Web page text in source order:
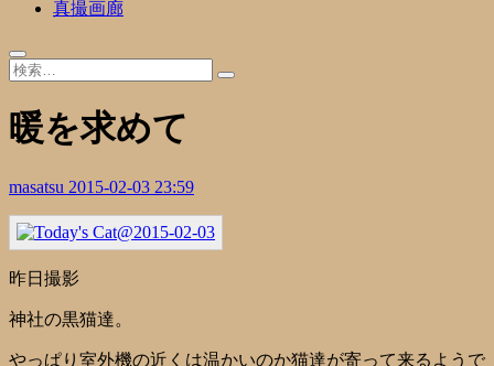
真撮画廊
暖を求めて
masatsu 2015-02-03 23:59
昨日撮影
神社の黒猫達。
やっぱり室外機の近くは温かいのか猫達が寄って来るようで